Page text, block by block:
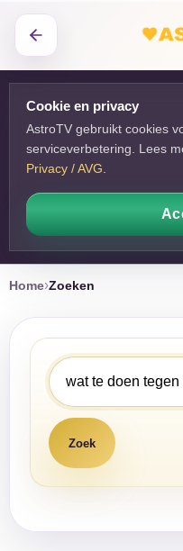
Cookie en privacy
AstroTV gebruikt cookies
serviceverbetering. Lees
Privacy / AVG
Home Zoeken